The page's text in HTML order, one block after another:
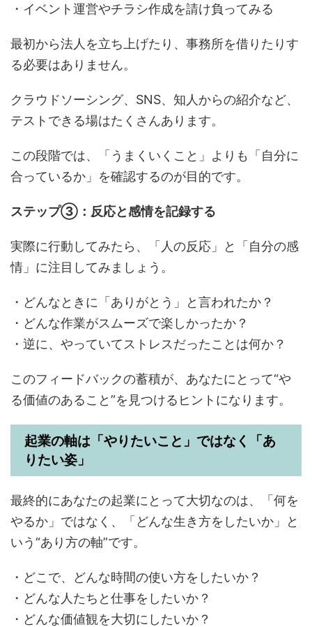
・イベント運営やチラシ作成を請け負ってみる
最初から法人を立ち上げたり、事務所を借りたりす
る必要はありません。
クラウドソーシング、SNS、知人からの紹介など、
テストできる場はたくさんあります。
この段階では、「うまくいくこと」よりも「自分に
合っているか」を確認するのが目的です。
ステップ③：反応と感情を記録する
実際に行動してみたら、「人の反応」と「自分の感
情」に注目してみましょう。
・どんなときに「ありがとう」と言われたか？
・どんな作業がスムーズで楽しかったか？
・逆に、やっていてストレスだったことは何か？
このフィードバックの蓄積が、あなたにとって“や
る価値のあること”を見つけるヒントになります。
起業の軸は「やりたいこと」ではなく「あ
りたい姿」
最終的にあなたの起業にとって大切なのは、「何を
やるか」ではなく、「どんな生き方をしたいか」と
いう“あり方の軸”です。
・どこで、どんな時間の使い方をしたいか？
・どんな人たちと仕事をしたいか？
・どんな価値観を大切にしたいか？